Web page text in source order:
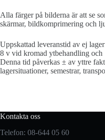
Alla färger på bilderna är att se
skärmar, bildkomprimering och
Uppskattad leveranstid av ej
8 v vid kromad ytbehandling
Denna tid påverkas ± av yttre
lagersituationer, semestrar,
Kontakta oss
Telefon: 08-644 05 60